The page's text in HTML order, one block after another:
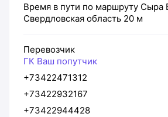
Время в пути по маршруту Сыра
Свердловская область 20 м
Перевозчик
ГК Ваш попутчик
+73422471312
+73422932167
+73422944428